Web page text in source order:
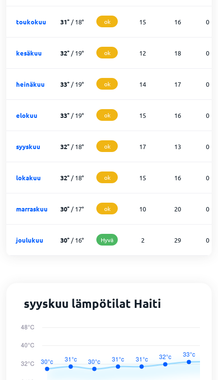
toukokuu 31° /18° ok 15 16 0
kesäkuu 32° /19° ok 12 18 0
heinäkuu 33° /19° ok 14 17 0
elokuu 33° /19° ok 15 16 0
syyskuu 32° /18° ok 17 13 0
lokakuu 32° /18° ok 15 16 0
marraskuu 30° /17° ok 10 20 0
joulukuu 30° /16° Hyvä 2 29 0
syyskuu lämpötilat Haiti